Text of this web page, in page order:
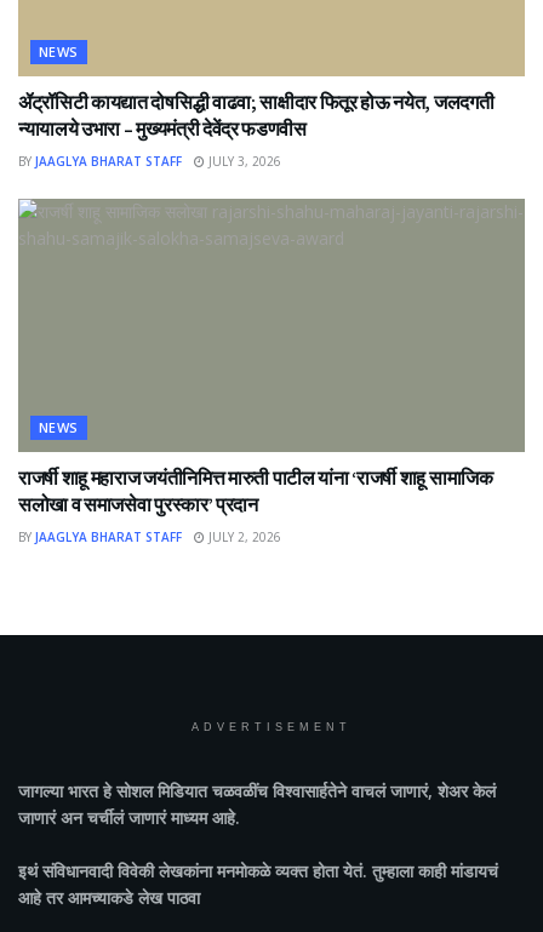
NEWS
ॲट्रॉसिटी कायद्यात दोषसिद्धी वाढवा; साक्षीदार फितूर होऊ नयेत, जलदगती
न्यायालये उभारा – मुख्यमंत्री देवेंद्र फडणवीस
BY JAAGLYA BHARAT STAFF JULY 3, 2026
NEWS
राजर्षी शाहू महाराज जयंतीनिमित्त मारुती पाटील यांना ‘राजर्षी शाहू सामाजिक
सलोखा व समाजसेवा पुरस्कार’ प्रदान
BY JAAGLYA BHARAT STAFF JULY 2, 2026
ADVERTISEMENT
जागल्या भारतहे सोशल मिडियात चळवळींच विश्वासार्हतेने वाचलं जाणारं, शेअर केलं
जाणारं अन चर्चीलं जाणारं माध्यम आहे.
इथं संविधानवादी विवेकी लेखकांना मनमोकळे व्यक्त होता येतं. तुम्हाला काही मांडायचं
आहे तर आमच्याकडे लेख पाठवा